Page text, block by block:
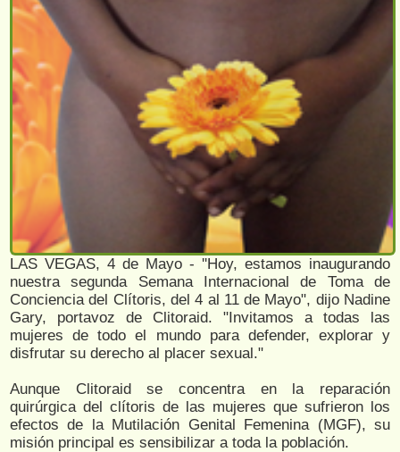
LAS VEGAS, 4 de Mayo - ''Hoy, estamos inaugurando
nuestra segunda Semana Internacional de Toma de
Conciencia del Clítoris, del 4 al 11 de Mayo", dijo Nadine
Gary, portavoz de Clitoraid. "Invitamos a todas las
mujeres de todo el mundo para defender, explorar y
disfrutar su derecho al placer sexual."
Aunque Clitoraid se concentra en la reparación
quirúrgica del clítoris de las mujeres que sufrieron los
efectos de la Mutilación Genital Femenina (MGF), su
misión principal es sensibilizar a toda la población.